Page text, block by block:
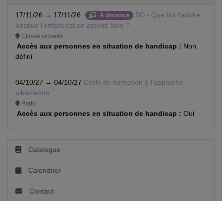
17/11/26 → 17/11/26 À distance
SD - Que fait l'adulte
lorsque l'enfant est en activité libre ?
Classe virtuelle
Accès aux personnes en situation de handicap : Non
défini
04/10/27 → 04/10/27 Cycle de formation à l'approche
piklérienne
Paris
Accès aux personnes en situation de handicap : Oui
Catalogue
Calendrier
Contact